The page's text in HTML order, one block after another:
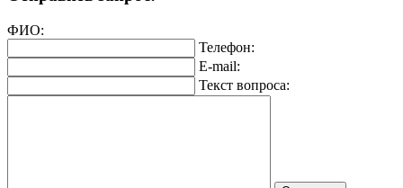
ФИО:
Телефон:
E-mail:
Текст вопроса: